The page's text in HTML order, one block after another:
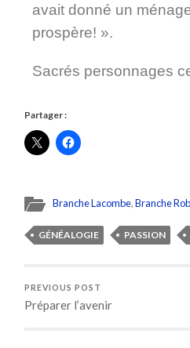
avait donné un
prospère! ».
Sacrés personnages
Partager :
Branche Lacombe,Branche
GÉNÉALOGIE PASSION
PREVIOUS POST
Préparer l’avenir